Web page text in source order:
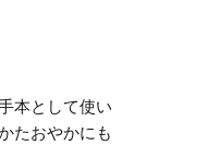
本として使い
たおやかにも